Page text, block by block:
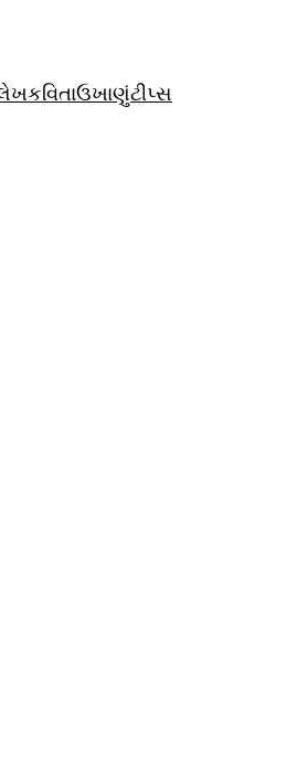
કવિતાઉખાણુંટીપ્સ